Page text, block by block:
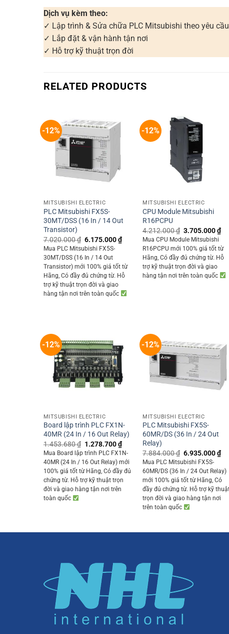
Dịch vụ kèm theo:
✓ Lập trình & Sửa chữa PLC Mitsubishi theo yêu cầu
✓ Lắp đặt & vận hành tận nơi
✓ Hỗ trợ kỹ thuật trọn đời
RELATED PRODUCTS
-12%
MITSUBISHI ELECTRIC
PLC Mitsubishi FX5S-
30MT/DSS (16 In / 14 Out
Transistor)
7.020.000₫ Original
price
was:
7.020.000 ₫.
6.175.000₫Current
price
6.175.000 ₫.
Mua PLC Mitsubishi FX5S-
30MT/DSS (16 In / 14 Out
Transistor) mới 100% giá tốt từ
Hãng, Có đầy đủ chứng từ. Hỗ
trợ kỹ thuật trọn đời và giao
hàng tận nơi trên toàn quốc
-12%
MITSUBISHI ELECTRIC
CPU Module Mitsubishi
R16PCPU
4.212.000₫ Original
price
was:
4.212.000 ₫.
3.705.000₫
is:
Mua CPU Module Mitsubishi
R16PCPU mới 100% giá tốt từ
Hãng, Có đầy đủ chứng từ. Hỗ
trợ kỹ thuật trọn đời và giao
hàng tận nơi trên toàn quốc
-12%
MITSUBISHI ELECTRIC
Board lập trình PLC FX1N-
40MR (24 In / 16 Out Relay)
1.453.680₫ Original
price
was:
1.453.680 ₫.
1.278.700₫Current
price
is:
1.278.700 ₫.
Mua Board lập trình PLC FX1N-
40MR (24 In / 16 Out Relay) mới
100% giá tốt từ Hãng, Có đầy đủ
chứng từ. Hỗ trợ kỹ thuật trọn
đời và giao hàng tận nơi trên
toàn quốc
-12%
MITSUBISHI ELECTRIC
PLC Mitsubishi FX5S-
60MR/DS (36 In / 24 Out
Relay)
7.884.000₫ Original
price
was:
7.884.000 ₫.
6.935.000₫
is:
Mua PLC Mitsubishi FX5S-
60MR/DS (36 In / 24 Out Relay)
mới 100% giá tốt từ Hãng, Có
đầy đủ chứng từ. Hỗ trợ kỹ
trọn đời và giao hàng tận nơi
trên toàn quốc